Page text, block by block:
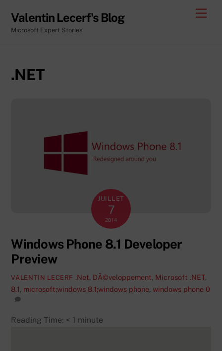
content
Valentin Lecerf's Blog
Microsoft Expert Stories
.NET
JUILLET
7
2014
Windows Phone 8.1 Developer
Preview
VALENTIN LECERF .Net, DÃ©veloppement, Microsoft .NET,
8.1, microsoft;windows 8.1;windows phone, windows phone 0
Reading Time: < 1 minute